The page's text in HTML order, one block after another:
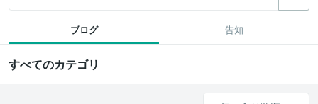
ブログ 告知
すべてのカテゴリ